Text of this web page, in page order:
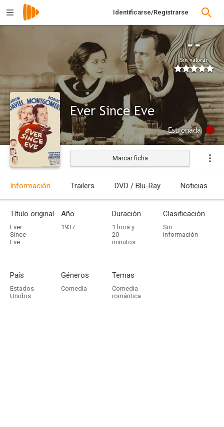
Identificarse/Registrarse
--
Sin valorar
Ever Since Eve
Estrenada
Marcar ficha
Información Trailers DVD / Blu-Ray Noticias
Título original
Ever
Since
Eve
Año
1937
Duración
1 hora y
20
minutos
Clasificación por edades
Sin
información
País
Estados
Unidos
Géneros
Comedia
Temas
Comedia
romántica